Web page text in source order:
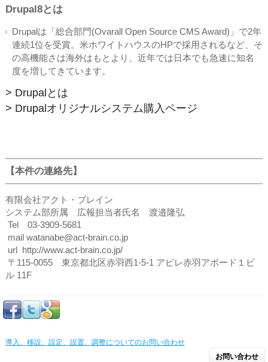
Drupal8とは
Drupalは「総合部門(Ovarall Open Source CMS Award)」で2年
連続1位を受賞。米ホワイトハウスのHPで採用されるなど、そ
の高機能さは海外はもとより、近年では日本でも急速に知名
度を増してきています。
> Drupalとは
> Drupalオリジナルシステム購入ページ
【本件の連絡先】
有限会社アクト・ブレイン
システム部所属 広報担当者氏名 渡邉隆弘
Tel 03-3909-5681
mail watanabe@act-brain.co.jp
url http://www.act-brain.co.jp/
〒115-0055 東京都北区赤羽西1-5-1 アピレ赤羽アボード１ビ
ル 11F
導入、移設、設定、設置、調整についてのお問い合わせ
お問い合わせ